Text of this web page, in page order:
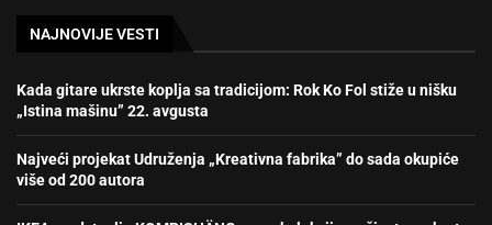
NAJNOVIJE VESTI
Kada gitare ukrste koplja sa tradicijom: Rok Ko Fol stiže u nišku
„Istina mašinu” 22. avgusta
Najveći projekat Udruženja „Kreativna fabrika” do sada okupiće
više od 200 autora